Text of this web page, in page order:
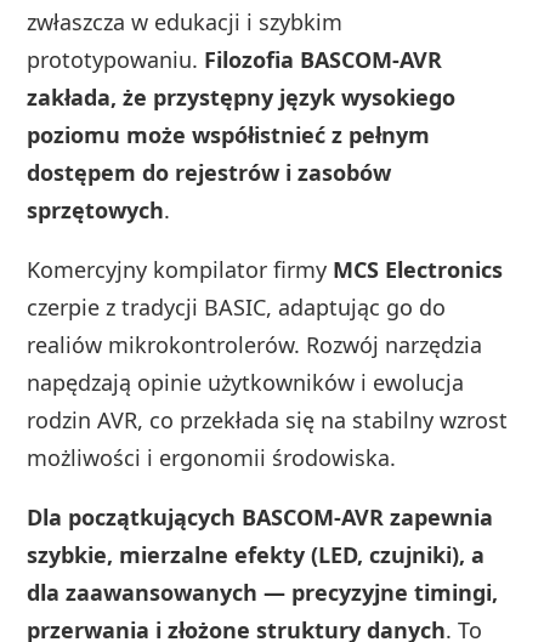
zwłaszcza w edukacji i szybkim
prototypowaniu. Filozofia BASCOM‑AVR
zakłada, że przystępny język wysokiego
poziomu może współistnieć z pełnym
dostępem do rejestrów i zasobów
sprzętowych.
Komercyjny kompilator firmy MCS Electronics
czerpie z tradycji BASIC, adaptując go do
realiów mikrokontrolerów. Rozwój narzędzia
napędzają opinie użytkowników i ewolucja
rodzin AVR, co przekłada się na stabilny wzrost
możliwości i ergonomii środowiska.
Dla początkujących BASCOM‑AVR zapewnia
szybkie, mierzalne efekty (LED, czujniki), a
dla zaawansowanych — precyzyjne timingi,
przerwania i złożone struktury danych. To